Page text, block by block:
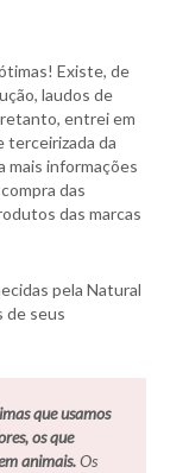
Existe, de
laudos de
entrei em
terceirizada da
mais informações
das
das marcas
pela Natural
de seus
que usamos
os que
animais.Os